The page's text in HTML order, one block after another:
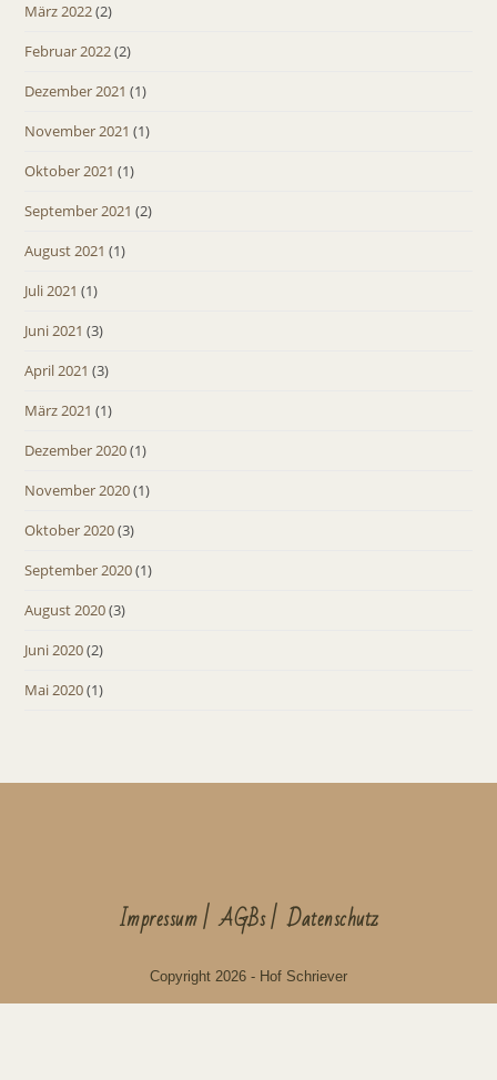
März 2022(2)
Februar 2022(2)
Dezember 2021 (1)
November 2021 (1)
Oktober 2021 (1)
September 2021 (2)
August 2021 (1)
Juli 2021 (1)
Juni 2021 (3)
April 2021 (3)
März 2021 (1)
Dezember 2020(1)
November 2020(1)
Oktober 2020(3)
September 2020(1)
August 2020(3)
Juni 2020(2)
Mai 2020(1)
Impressum AGBs Datenschutz
Copyright 2026 - Hof Schriever